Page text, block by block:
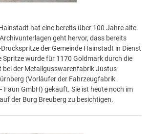
hat eine bereits über 100 Jahre alte
geht hervor, dass bereits
der Gemeinde Hainstadt in Dienst
Spritze wurde für 1170 Goldmark durch die
bei der Metallgusswarenfabrik Justus
(Vorläufer der Fahrzeugfabrik
Faun GmbH) gekauft. Sie ist heute noch im
der Burg Breuberg zu besichtigen.